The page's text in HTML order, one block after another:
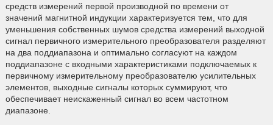
средств измерений первой производной по времени от
значений магнитной индукции характеризуется тем, что для
уменьшения собственных шумов средства измерений выходной
сигнал первичного измерительного преобразователя разделяют
на два поддиапазона и оптимально согласуют на каждом
поддиапазоне с входными характеристиками подключаемых к
первичному измерительному преобразователю усилительных
элементов, выходные сигналы которых суммируют, что
обеспечивает неискаженный сигнал во всем частотном
диапазоне.